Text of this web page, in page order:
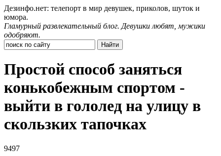
Дезинфо.нет: телепорт в мир девушек, приколов, шуток и
юмора.
Гламурный развлекательный блог. Девушки любят, мужики
одобряют.
Простой способ заняться
конькобежным спортом -
выйти в гололед на улицу в
скользких тапочках
9497